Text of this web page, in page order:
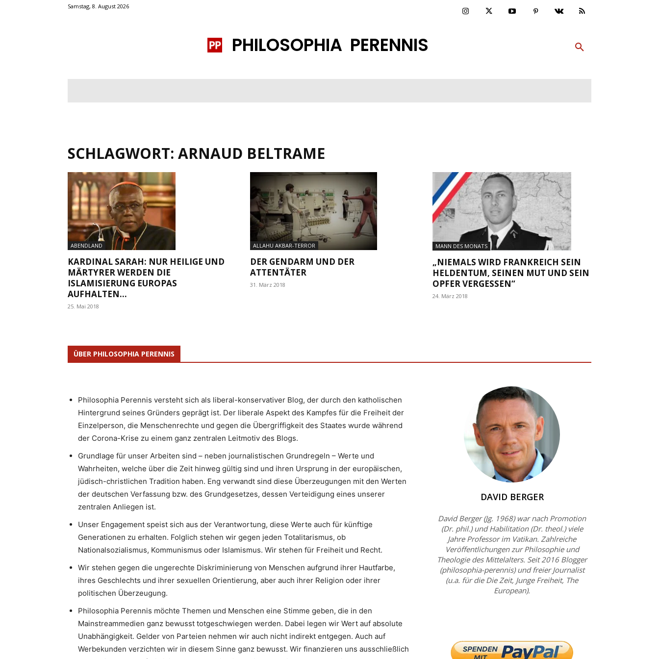
Samstag, 8. August 2026
PHILOSOPHIA PERENNIS
SCHLAGWORT: ARNAUD BELTRAME
ABENDLAND
KARDINAL SARAH: NUR HEILIGE UND
MÄRTYRER WERDEN DIE
ISLAMISIERUNG EUROPAS
AUFHALTEN...
25. Mai 2018
ALLAHU AKBAR-TERROR
DER GENDARM UND DER
ATTENTÄTER
31. März 2018
MANN DES MONATS
„NIEMALS WIRD FRANKREICH SEIN
HELDENTUM, SEINEN MUT UND SEIN
OPFER VERGESSEN“
24. März 2018
ÜBER PHILOSOPHIA PERENNIS
Philosophia Perennis versteht sich als liberal-konservativer Blog, der durch den katholischen
Hintergrund seines Gründers geprägt ist. Der liberale Aspekt des Kampfes für die Freiheit der
Einzelperson, die Menschenrechte und gegen die Übergriffigkeit des Staates wurde während
der Corona-Krise zu einem ganz zentralen Leitmotiv des Blogs.
Grundlage für unser Arbeiten sind – neben journalistischen Grundregeln – Werte und
Wahrheiten, welche über die Zeit hinweg gültig sind und ihren Ursprung in der europäischen,
jüdisch-christlichen Tradition haben. Eng verwandt sind diese Überzeugungen mit den Werten
der deutschen Verfassung bzw. des Grundgesetzes, dessen Verteidigung eines unserer
zentralen Anliegen ist.
Unser Engagement speist sich aus der Verantwortung, diese Werte auch für künftige
Generationen zu erhalten. Folglich stehen wir gegen jeden Totalitarismus, ob
Nationalsozialismus, Kommunismus oder Islamismus. Wir stehen für Freiheit und Recht.
Wir stehen gegen die ungerechte Diskriminierung von Menschen aufgrund ihrer Hautfarbe,
ihres Geschlechts und ihrer sexuellen Orientierung, aber auch ihrer Religion oder ihrer
politischen Überzeugung.
Philosophia Perennis möchte Themen und Menschen eine Stimme geben, die in den
Mainstreammedien ganz bewusst totgeschwiegen werden. Dabei legen wir Wert auf absolute
Unabhängigkeit. Gelder von Parteien nehmen wir auch nicht indirekt entgegen. Auch auf
Werbekunden verzichten wir in diesem Sinne ganz bewusst. Wir finanzieren uns ausschließlich
DAVID BERGER
David Berger (Jg. 1968) war nach Promotion
(Dr. phil.) und Habilitation (Dr. theol.) viele
Jahre Professor im Vatikan. Zahlreiche
Veröffentlichungen zur Philosophie und
Theologie des Mittelalters. Seit 2016 Blogger
(philosophia-perennis) und freier Journalist
(u.a. für die Die Zeit, Junge Freiheit, The
European).